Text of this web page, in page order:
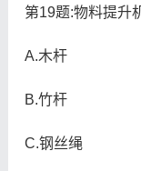
第19题:物料提升
A.木杆
B.竹杆
C.钢丝绳